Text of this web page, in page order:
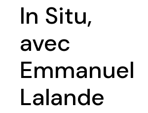
In Situ,
avec
Emmanuel
Lalande